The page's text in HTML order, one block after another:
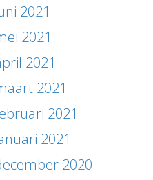
2021
2021
2021
2021
2021
2021
2020